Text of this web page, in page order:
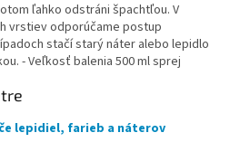
ľahko odstráni špachtľou. V
vrstiev odporúčame postup
stačí starý náter alebo lepidlo
- Veľkosť balenia 500 ml sprej
lepidiel, farieb a náterov